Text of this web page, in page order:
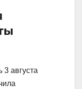
3 августа